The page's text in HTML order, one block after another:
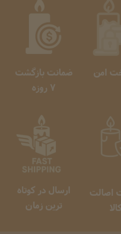
ضمانت بازگشت
امن
ارسال در کوتاه
ترین زمان
اصالت